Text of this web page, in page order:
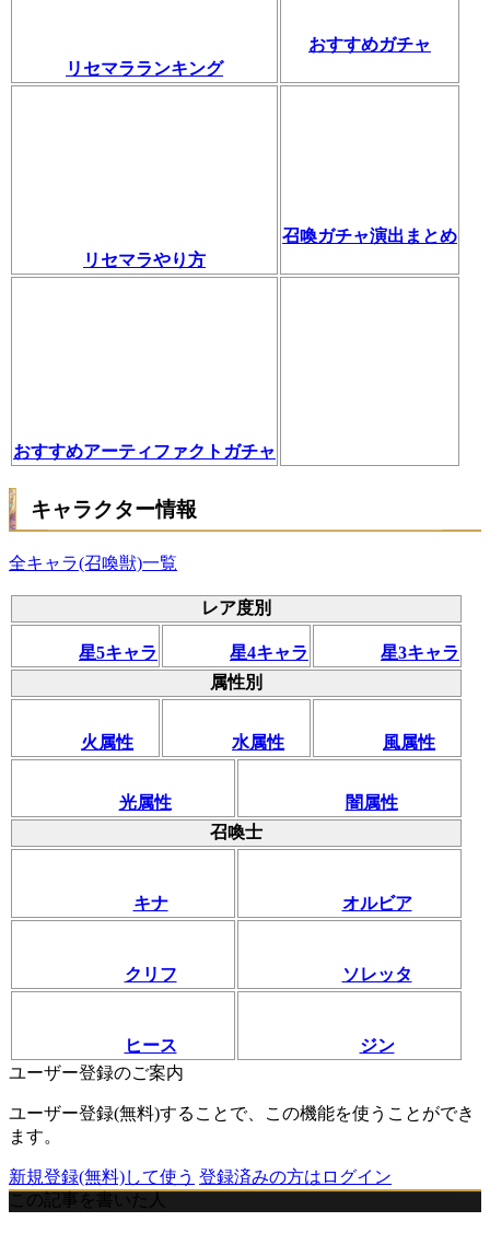
リセマラランキング
おすすめガチャ
リセマラやり方
召喚ガチャ演出まとめ
おすすめアーティファクトガチャ
キャラクター情報
全キャラ(召喚獣)一覧
レア度別
星5キャラ 星4キャラ
星3キャラ
属性別
火属性 水属性 風属性
光属性
闇属性
召喚士
キナ オルビア
クリフ ソレッタ
ヒース
ジン
ユーザー登録のご案内
ユーザー登録(無料)することで、この機能を使うことができ
ます。
新規登録(無料)して使う 登録済みの方はログイン
この記事を書いた人